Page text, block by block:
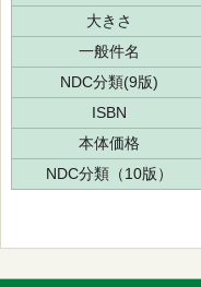
大きさ
一般件名
NDC分類(9版)
ISBN
本体価格
NDC分類（10版）